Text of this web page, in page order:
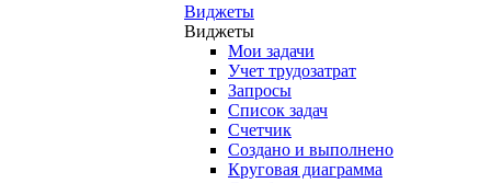
Виджеты
Виджеты
Мои задачи
Учет трудозатрат
Запросы
Список задач
Счетчик
Создано и выполнено
Круговая диаграмма